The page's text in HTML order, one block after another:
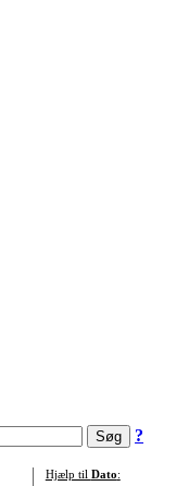
?
Hjælp til Dato: